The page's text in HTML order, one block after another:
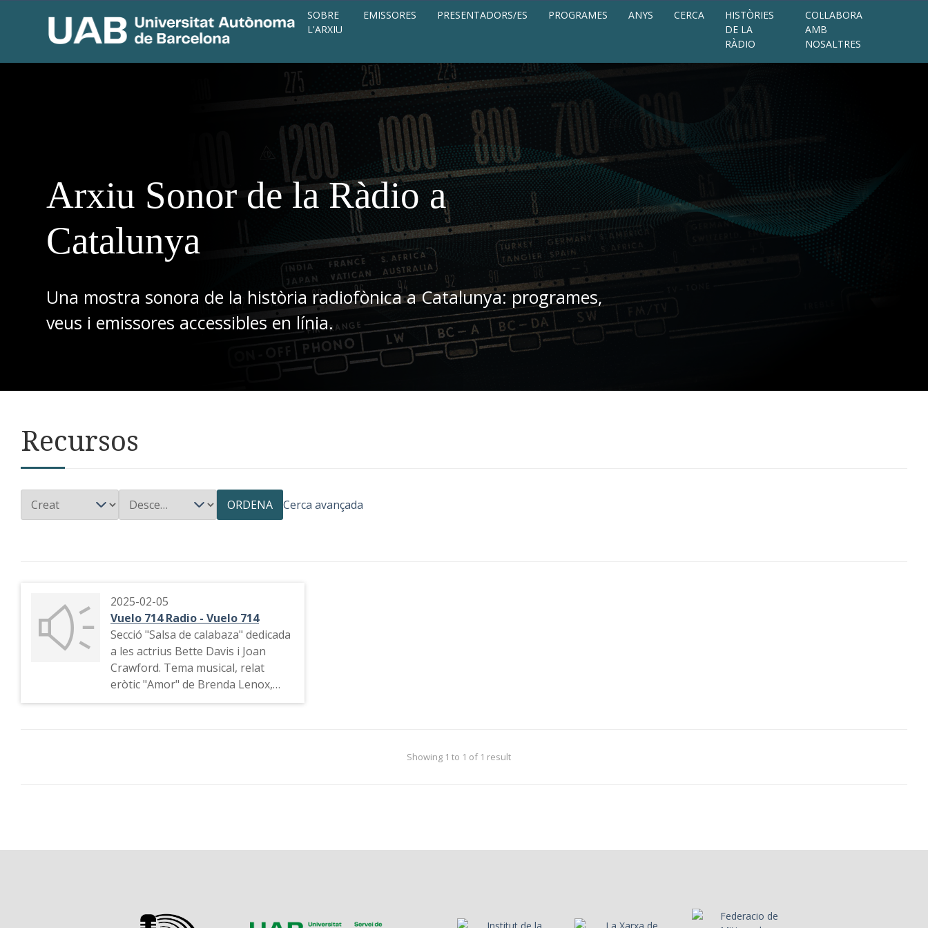
SOBRE
L'ARXIU
EMISSORES PRESENTADORS/ES PROGRAMES ANYS CERCA
HISTÒRIES
DE LA
RÀDIO
COL·LABORA
AMB
NOSALTRES
Arxiu Sonor de la Ràdio a
Catalunya
Una mostra sonora de la història radiofònica a Catalunya: programes,
veus i emissores accessibles en línia.
Recursos
ORDENA Cerca avançada
2025-02-05
Vuelo 714 Radio - Vuelo 714
Secció "Salsa de calabaza" dedicada
a les actrius Bette Davis i Joan
Crawford. Tema musical, relat
eròtic "Amor" de Brenda Lenox,
missatges de l'audiència
Showing 1 to 1 of 1 result